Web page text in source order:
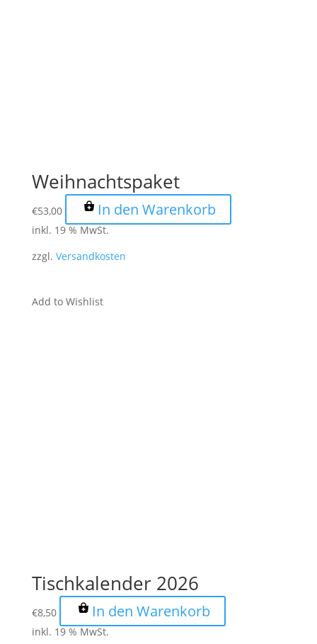
Weihnachtspaket
€53,00 In den Warenkorb
inkl. 19 % MwSt.
zzgl. Versandkosten
Add to Wishlist
Tischkalender 2026
€8,50 In den Warenkorb
inkl. 19 % MwSt.